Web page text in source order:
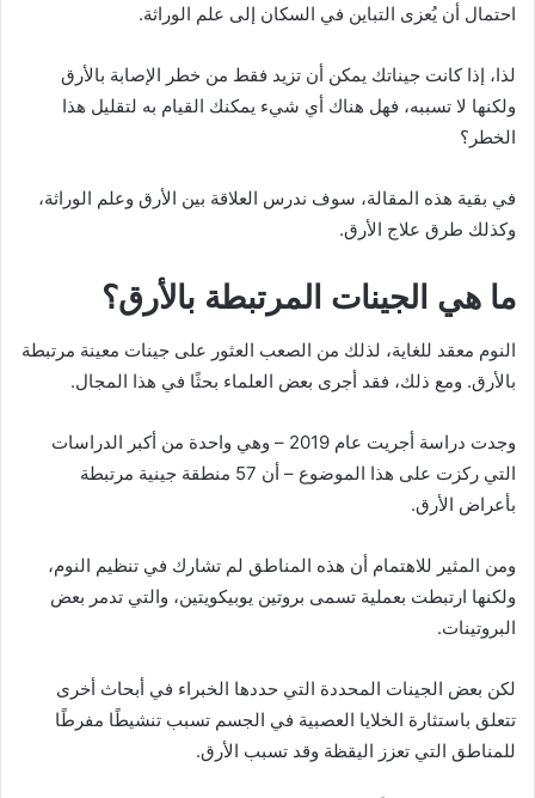
احتمال أن يُعزى التباين في السكان إلى علم الوراثة.
لذا، إذا كانت جيناتك يمكن أن تزيد فقط من خطر الإصابة بالأرق
ولكنها لا تسببه، فهل هناك أي شيء يمكنك القيام به لتقليل هذا
الخطر؟
في بقية هذه المقالة، سوف ندرس العلاقة بين الأرق وعلم الوراثة،
وكذلك طرق علاج الأرق.
ما هي الجينات المرتبطة بالأرق؟
النوم معقد للغاية، لذلك من الصعب العثور على جينات معينة مرتبطة
بالأرق. ومع ذلك، فقد أجرى بعض العلماء بحثًا في هذا المجال.
وجدت دراسة أجريت عام 2019 – وهي واحدة من أكبر الدراسات
التي ركزت على هذا الموضوع – أن 57 منطقة جينية مرتبطة
بأعراض الأرق.
ومن المثير للاهتمام أن هذه المناطق لم تشارك في تنظيم النوم،
ولكنها ارتبطت بعملية تسمى بروتين يوبيكويتين، والتي تدمر بعض
البروتينات.
لكن بعض الجينات المحددة التي حددها الخبراء في أبحاث أخرى
تتعلق باستثارة الخلايا العصبية في الجسم تسبب تنشيطًا مفرطًا
للمناطق التي تعزز اليقظة وقد تسبب الأرق.